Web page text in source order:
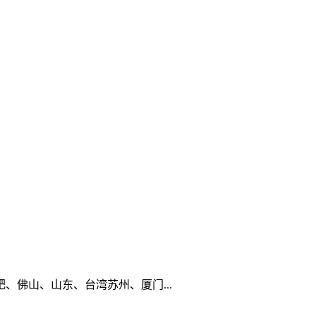
佛山、山东、台湾苏州、厦门...